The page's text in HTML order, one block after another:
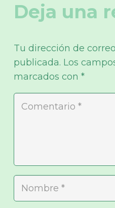
Deja una
Tu dirección de
publicada. Los
marcados con *